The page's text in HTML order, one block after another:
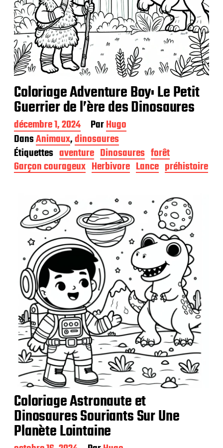
Coloriage Adventure Boy: Le Petit
Guerrier de l’ère des Dinosaures
D
a
t
e
d
e
décembre 1, 2024 ParHugo
DansAnimaux,dinosaures
Étiquettes aventure Dinosaures forêt
Garçon courageux Herbivore Lance préhistoire
Coloriage Astronaute et
Dinosaures Souriants Sur Une
Planète Lointaine